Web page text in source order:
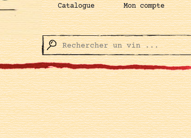
Catalogue Mon compte